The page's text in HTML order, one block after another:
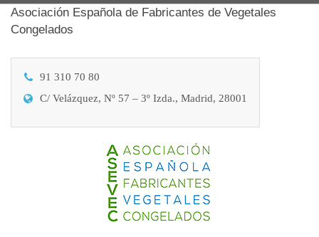
Asociación Española de Fabricantes de Vegetales
Congelados
91 310 70 80
C/ Velázquez, Nº 57 – 3º Izda., Madrid, 28001